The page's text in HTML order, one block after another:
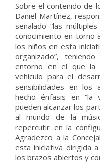
Sobre el contenido de
Daniel Martínez,
señalado “las
conocimiento en torno
los niños en esta
organizado”,
entorno en el que la
vehículo para el
sensibilidades en los
hecho énfasis en “la
pueden alcanzar los
al mundo de la
repercutir en la
Agradezco a la
esta iniciativa dirigida
los brazos abiertos y